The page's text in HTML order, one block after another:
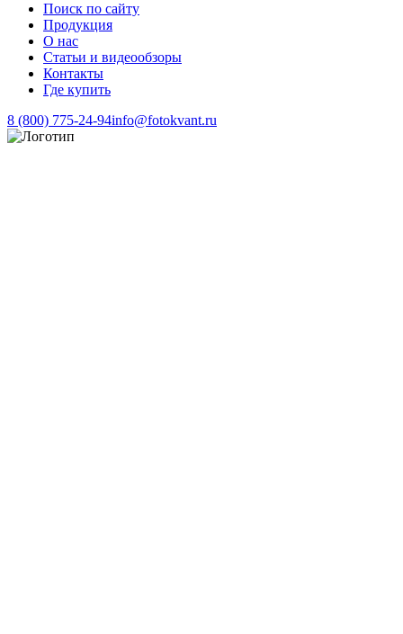
Поиск по сайту
Продукция
О нас
Статьи и видеообзоры
Контакты
Где купить
8 (800) 775-24-94info@fotokvant.ru